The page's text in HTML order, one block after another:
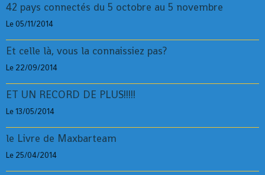
42 pays connectés du 5 octobre au 5 novembre
Le 05/11/2014
Et celle là, vous la connaissiez pas?
Le 22/09/2014
ET UN RECORD DE PLUS!!!!!
Le 13/05/2014
le Livre de Maxbarteam
Le 25/04/2014